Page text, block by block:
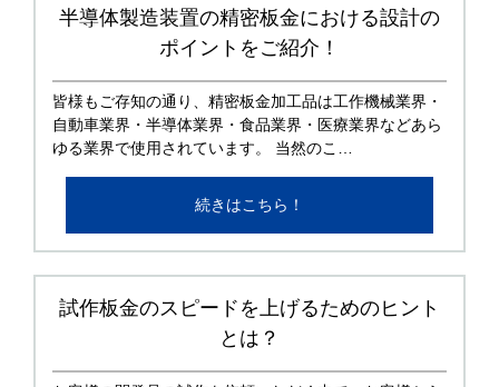
半導体製造装置の精密板金における設計の
ポイントをご紹介！
皆様もご存知の通り、精密板金加工品は工作機械業界・
自動車業界・半導体業界・食品業界・医療業界などあら
ゆる業界で使用されています。 当然のこ…
続きはこちら！
試作板金のスピードを上げるためのヒント
とは？